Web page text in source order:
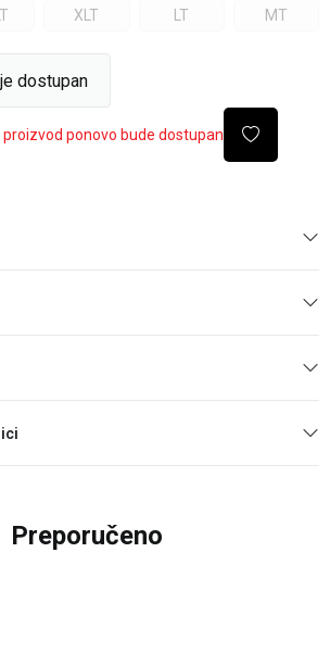
XLT LT MT
dostupan
ponovo bude dostupan
Preporučeno